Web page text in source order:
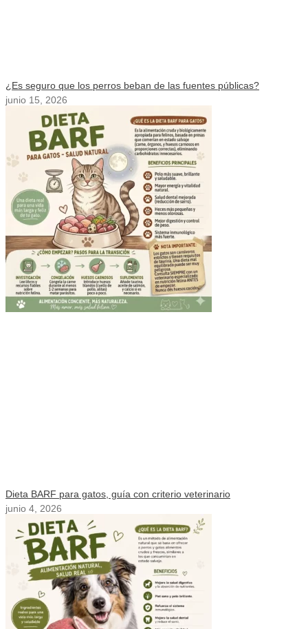
¿Es seguro que los perros beban de las fuentes públicas?
junio 15, 2026
Dieta BARF para gatos, guía con criterio veterinario
junio 4, 2026